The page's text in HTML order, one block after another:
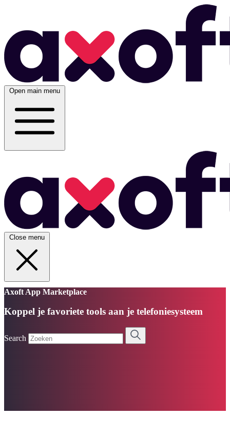
Open main menu
Close menu
Axoft App Marketplace
Koppel je favoriete tools aan je telefoniesysteem
Search